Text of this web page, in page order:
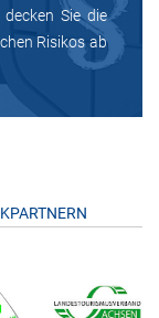
Sie die
Risikos ab